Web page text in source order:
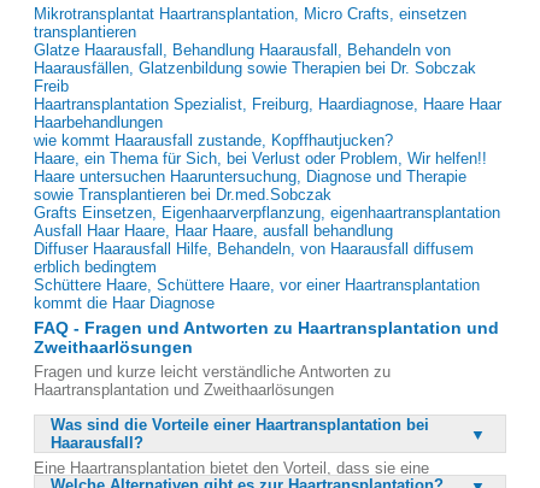
Mikrotransplantat Haartransplantation, Micro Crafts, einsetzen
transplantieren
Glatze Haarausfall, Behandlung Haarausfall, Behandeln von
Haarausfällen, Glatzenbildung sowie Therapien bei Dr. Sobczak
Freib
Haartransplantation Spezialist, Freiburg, Haardiagnose, Haare Haar
Haarbehandlungen
wie kommt Haarausfall zustande, Kopffhautjucken?
Haare, ein Thema für Sich, bei Verlust oder Problem, Wir helfen!!
Haare untersuchen Haaruntersuchung, Diagnose und Therapie
sowie Transplantieren bei Dr.med.Sobczak
Grafts Einsetzen, Eigenhaarverpflanzung, eigenhaartransplantation
Ausfall Haar Haare, Haar Haare, ausfall behandlung
Diffuser Haarausfall Hilfe, Behandeln, von Haarausfall diffusem
erblich bedingtem
Schüttere Haare, Schüttere Haare, vor einer Haartransplantation
kommt die Haar Diagnose
FAQ - Fragen und Antworten zu Haartransplantation und
Zweithaarlösungen
Fragen und kurze leicht verständliche Antworten zu
Haartransplantation und Zweithaarlösungen
Was sind die Vorteile einer Haartransplantation bei
Haarausfall?
Eine Haartransplantation bietet den Vorteil, dass sie eine